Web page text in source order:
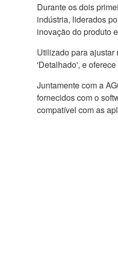
Durante os dois
indústria, liderados
inovação do produto
Utilizado para ajustar
'Detalhado', e
Juntamente com a
fornecidos com o
compatível com as